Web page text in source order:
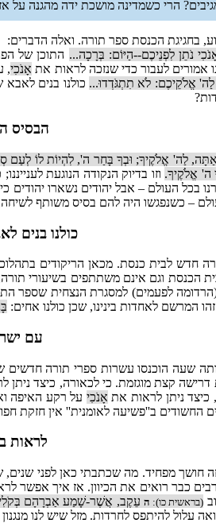
הרי כשמדינה מושכת ידה
בחגיגת הכנסת ספר תורה. ואלה הדברים:
נֹתֵן לִפְנֵיכֶם--הַיּוֹם: בְּרָכָה... התוכן של
אמורים לעבור כדי שנזכה לראות את אָנֹכִי,
אֱלֹקֵיכֶם: לֹא תִתְגֹּדְדוּ... כולנו בנים
הבסיס
לַה' אֱלֹקֶיךָ; וּבְךָ בָּחַר ה', לִהְיוֹת לוֹ לְעַם
ה' אֱלֹקֶיךָ. וזו בדיוק הנקודה הנוגעת
בכל העולם – אבל יהודים נשארו
– כשנפגשו היה להם בסיס משותף
כולנו בנים
חדש לבית כנסת. מכאן הריקודים
הכנסת וגם אינם משתתפים בשיעורי
לפעמים) למסגרת הנצחית שספר
זהו המרשם לאחדות בינינו, שכן כולנו אחים:
עם
שעה הוכנסו עשרות ספרי תורה
דרישה קצת מוגזמת. כי לכאורה, כיצד ניתן
כיצד ניתן לראות את אָנֹכִי על רקע האיפה
החשודים ב''פשיעה לאומנית'' אין חזקת
לראות
מפחיד. מה שכתבתי כאן לפני שנים,
כבר רואים את הכיוון. אז איך אפשר
(בראשית כו): ה עֵקֶב, אֲשֶׁר-שָׁמַע אַבְרָהָם בְּקֹלִי;
עלול להיתפס לחרדות. מזל שיש לנו